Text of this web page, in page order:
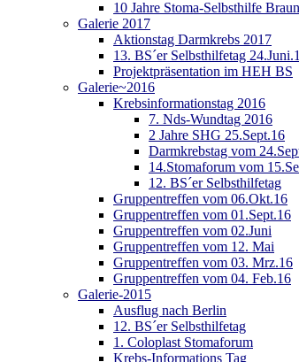
10 Jahre Stoma-Selbsthilfe
Galerie 2017
Aktionstag Darmkrebs 2017
13. BS´er Selbsthilfetag
Projektpräsentation im HEH BS
Galerie~2016
Krebsinformationstag 2016
7. Nds-Wundtag 2016
2 Jahre SHG 25.Sept.16
Darmkrebstag vom
14.Stomaforum vom
12. BS´er Selbsthilfetag
Gruppentreffen vom 06.Okt.16
Gruppentreffen vom 01.Sept.16
Gruppentreffen vom 02.Juni
Gruppentreffen vom 12. Mai
Gruppentreffen vom 03. Mrz.16
Gruppentreffen vom 04. Feb.16
Galerie-2015
Ausflug nach Berlin
12. BS´er Selbsthilfetag
1. Coloplast Stomaforum
Krebs-Informations Tag